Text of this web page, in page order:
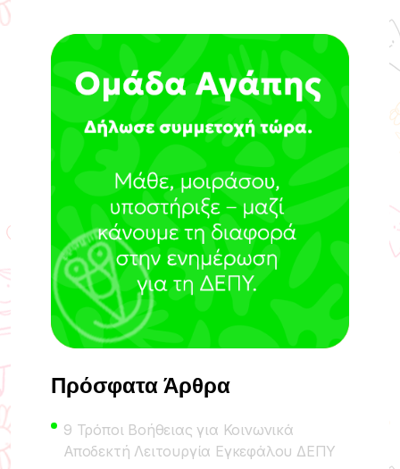
Πρόσφατα Άρθρα
9 Τρόποι Βοήθειας για Κοινωνικά
Αποδεκτή Λειτουργία Εγκεφάλου ΔΕΠΥ